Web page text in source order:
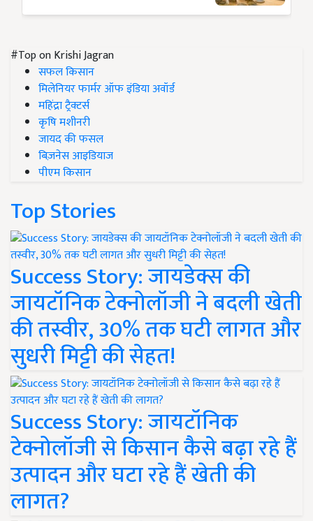
#Top on Krishi Jagran
सफल किसान
मिलेनियर फार्मर ऑफ इंडिया अवॉर्ड
महिंद्रा ट्रैक्टर्स
कृषि मशीनरी
जायद की फसल
बिज़नेस आइडियाज
पीएम किसान
Top Stories
Success Story: जायडेक्स की
जायटॉनिक टेक्नोलॉजी ने बदली खेती
की तस्वीर, 30% तक घटी लागत और
सुधरी मिट्टी की सेहत!
Success Story: जायटॉनिक
टेक्नोलॉजी से किसान कैसे बढ़ा रहे हैं
उत्पादन और घटा रहे हैं खेती की
लागत?